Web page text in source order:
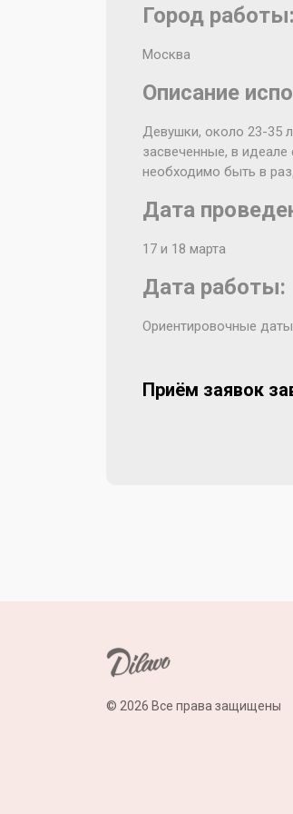
Город работы:
Москва
Описание
Девушки, около 23-35
засвеченные, в
необходимо быть в
Дата
17 и 18 марта
Дата работы:
Ориентировочные
Приём заявок
© 2026 Все права защищены